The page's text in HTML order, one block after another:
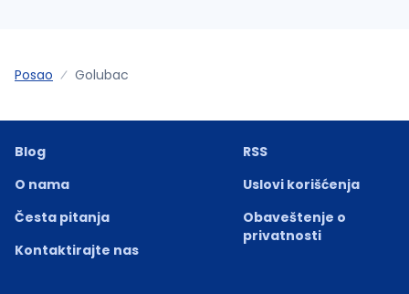
Posao Golubac
Blog
O nama
Česta pitanja
Kontaktirajte nas
RSS
Uslovi korišćenja
Obaveštenje o
privatnosti